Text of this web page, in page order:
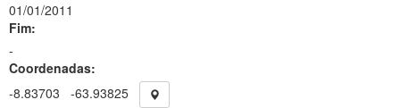
01/01/2011
Fim:
-
Coordenadas:
-8.83703
-63.93825